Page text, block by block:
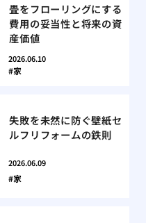
畳をフローリングにする
費用の妥当性と将来の資
産価値
2026.06.10
家
失敗を未然に防ぐ壁紙セ
ルフリフォームの鉄則
2026.06.09
家